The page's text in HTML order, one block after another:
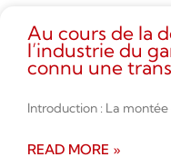
Au cours de la
l’industrie du
connu une
Introduction : La
READ MORE »